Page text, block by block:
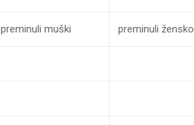
preminuli muški preminuli žensko